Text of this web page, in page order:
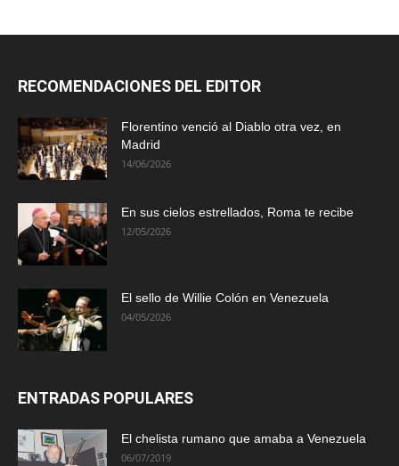
RECOMENDACIONES DEL EDITOR
Florentino venció al Diablo otra vez, en
Madrid
14/06/2026
En sus cielos estrellados, Roma te recibe
12/05/2026
El sello de Willie Colón en Venezuela
04/05/2026
ENTRADAS POPULARES
El chelista rumano que amaba a Venezuela
06/07/2019